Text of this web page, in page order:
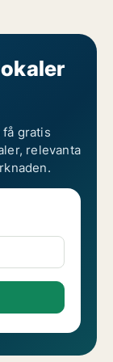
gratis
relevanta